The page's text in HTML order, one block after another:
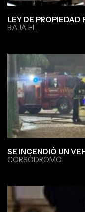
LEY DE PROPIEDAD
BAJA EL
SE INCENDIÓ UN
CORSÓDROMO